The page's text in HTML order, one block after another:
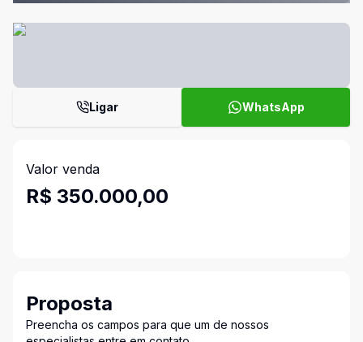
Ligar WhatsApp
Valor venda
R$ 350.000,00
Proposta
Preencha os campos para que um de nossos